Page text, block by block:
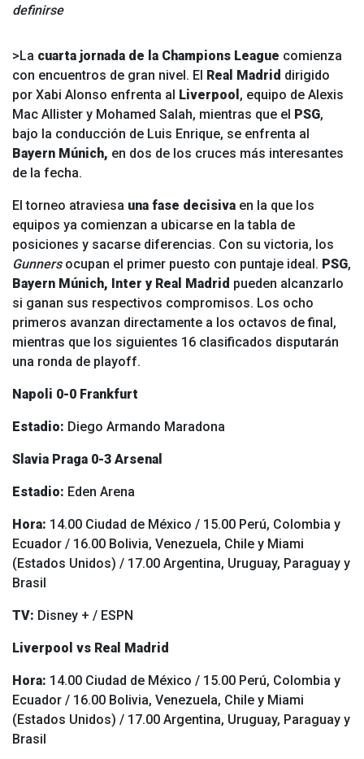
definirse
>La cuarta jornada de la Champions League comienza
con encuentros de gran nivel. El Real Madrid dirigido
por Xabi Alonso enfrenta al Liverpool , equipo de Alexis
Mac Allister y Mohamed Salah, mientras que el PSG,
bajo la conducción de Luis Enrique, se enfrenta al
Bayern Múnich, en dos de los cruces más interesantes
de la fecha.
El torneo atraviesa una fase decisiva en la que los
equipos ya comienzan a ubicarse en la tabla de
posiciones y sacarse diferencias. Con su victoria, los
Gunnersocupan el primer puesto con puntaje ideal. PSG,
Bayern Múnich, Inter y Real Madrid pueden alcanzarlo
si ganan sus respectivos compromisos. Los ocho
primeros avanzan directamente a los octavos de final,
mientras que los siguientes 16 clasificados disputarán
una ronda de playoff.
Napoli 0-0 Frankfurt
Estadio: Diego Armando Maradona
Slavia Praga 0-3 Arsenal
Estadio: Eden Arena
Hora: 14.00 Ciudad de México / 15.00 Perú, Colombia y
Ecuador / 16.00 Bolivia, Venezuela, Chile y Miami
(Estados Unidos) / 17.00 Argentina, Uruguay, Paraguay y
Brasil
TV: Disney + / ESPN
Liverpool vs Real Madrid
Hora: 14.00 Ciudad de México / 15.00 Perú, Colombia y
Ecuador / 16.00 Bolivia, Venezuela, Chile y Miami
(Estados Unidos) / 17.00 Argentina, Uruguay, Paraguay y
Brasil